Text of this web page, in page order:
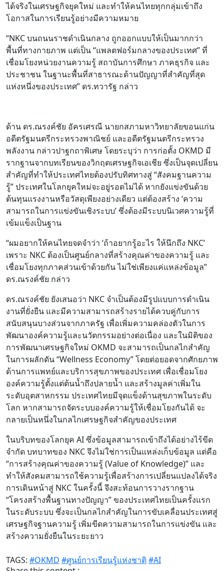
ได้จริงในเศรษฐกิจยุคใหม่ และทำให้คนไทยทุกกลุ่มเข้าถึง
โอกาสในการเรียนรู้อย่างมีความหมาย
“NKC บนถนนราชดำเนินกลาง ถูกออกแบบให้เป็นมากกว่า
พื้นที่ทางกายภาพ แต่เป็น “แพลตฟอร์มกลางของประเทศ” ที่
เชื่อมโยงหน่วยงานความรู้ สถาบันการศึกษา ภาคธุรกิจ และ
ประชาชน ในฐานะพื้นที่สาธารณะด้านปัญญาที่สำคัญที่สุด
แห่งหนึ่งของประเทศ” ดร.ทวารัฐ กล่าว
ด้าน ดร.ณรงค์ชัย อัครเศรณี นายกสภามหาวิทยาลัยขอนแก่น
อดีตรัฐมนตรีกระทรวงพาณิชย์ และอดีตรัฐมนตรีกระทรวง
พลังงาน กล่าวปาฐกถาพิเศษ โดยระบุว่า การก่อตั้ง OKMD มี
รากฐานจากบทเรียนของวิกฤตเศรษฐกิจเอเชีย ซึ่งเป็นจุดเปลี่ยน
สำคัญที่ทำให้ประเทศไทยต้องปรับทิศทางสู่ “สังคมฐานความ
รู้” ประเทศในโลกยุคใหม่จะอยู่รอดไม่ได้ หากยังแข่งขันด้วย
ต้นทุนแรงงานหรือวัสดุเพียงอย่างเดียว แต่ต้องสร้าง ‘ความ
สามารถในการแข่งขันเชิงระบบ’ ซึ่งต้องมีระบบนิเวศความรู้ที่
เข้มแข็งเป็นฐาน
“ผมอยากให้คนไทยจดจำว่า ‘ถ้าอยากรู้อะไร ให้นึกถึง NKC’
เพราะ NKC ต้องเป็นศูนย์กลางที่สร้างคุณค่าของความรู้ และ
เชื่อมโยงทุกภาคส่วนเข้าด้วยกัน ไม่ใช่เพียงแค่แหล่งข้อมูล”
ดร.ณรงค์ชัย กล่าว
ดร.ณรงค์ชัย ยังเสนอว่า NKC จำเป็นต้องมีรูปแบบการดำเนิน
งานที่ยั่งยืน และมีความสามารถสร้างรายได้ควบคู่กับการ
สนับสนุนบางส่วนจากภาครัฐ เพื่อเพิ่มความคล่องตัวในการ
พัฒนาองค์ความรู้และนวัตกรรมอย่างต่อเนื่อง และในมิติของ
การพัฒนาเศรษฐกิจใหม่ OKMD จะสามารถเป็นกลไกสำคัญ
ในการผลักดัน “Wellness Economy” โดยต่อยอดจากศักยภาพ
ด้านการแพทย์และบริการสุขภาพของประเทศ เพื่อเชื่อมโยง
องค์ความรู้ตั้งแต่ต้นน้ำถึงปลายน้ำ และสร้างมูลค่าเพิ่มใน
ระดับอุตสาหกรรม ประเทศไทยมีจุดแข็งด้านสุขภาพในระดับ
โลก หากสามารถจัดระบบองค์ความรู้ให้เชื่อมโยงกันได้ จะ
กลายเป็นหนึ่งในกลไกเศรษฐกิจสำคัญของประเทศ
ในบริบทของโลกยุค AI ซึ่งข้อมูลสามารถเข้าถึงได้อย่างไร้ขีด
จำกัด บทบาทของ NKC จึงไม่ใช่การเป็นแหล่งเก็บข้อมูล แต่คือ
“การสร้างคุณค่าของความรู้ (Value of Knowledge)” และ
ทำให้สังคมสามารถใช้ความรู้เพื่อสร้างการเปลี่ยนแปลงได้จริง
การเดินหน้าสู่ NKC ในครั้งนี้ จึงสะท้อนการวางรากฐาน
“โครงสร้างพื้นฐานทางปัญญา” ของประเทศไทยเป็นครั้งแรก
ในระดับระบบ ซึ่งจะเป็นกลไกสำคัญในการขับเคลื่อนประเทศสู่
เศรษฐกิจฐานความรู้ เพิ่มขีดความสามารถในการแข่งขัน และ
สร้างความยั่งยืนในระยะยาว
TAGS: #OKMD #ศูนย์การเรียนรู้แห่งชาติ#AI